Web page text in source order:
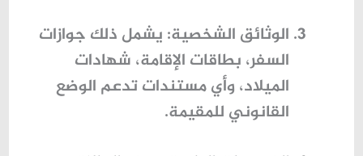
الوثائق الشخصية: يشمل ذلك جوازات
السفر، بطاقات الإقامة، شهادات
الميلاد، وأي مستندات تدعم الوضع
القانوني للمقيمة.